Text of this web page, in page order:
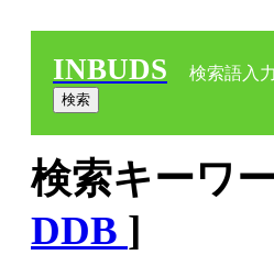
INBUDS 検索語入
検索キーワ
DDB ]